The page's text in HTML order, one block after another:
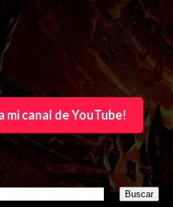
mi canal de YouTube!